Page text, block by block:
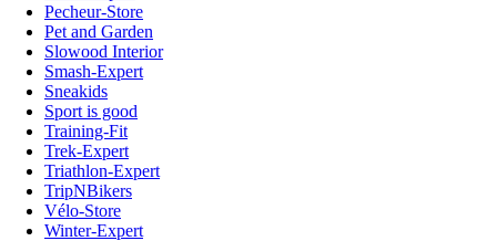
Pecheur-Store
Pet and Garden
Slowood Interior
Smash-Expert
Sneakids
Sport is good
Training-Fit
Trek-Expert
Triathlon-Expert
TripNBikers
Vélo-Store
Winter-Expert